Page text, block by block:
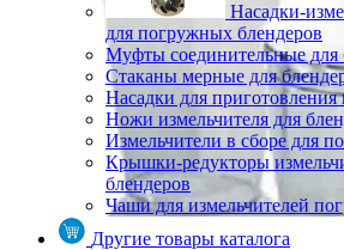
Насадки-
для погружных блендеров
Муфты соединительные для
Стаканы мерные для
Насадки для
Ножи измельчителя для
Измельчители в сборе для
Крышки-редукторы
блендеров
Чаши для измельчителей
Другие товары каталога